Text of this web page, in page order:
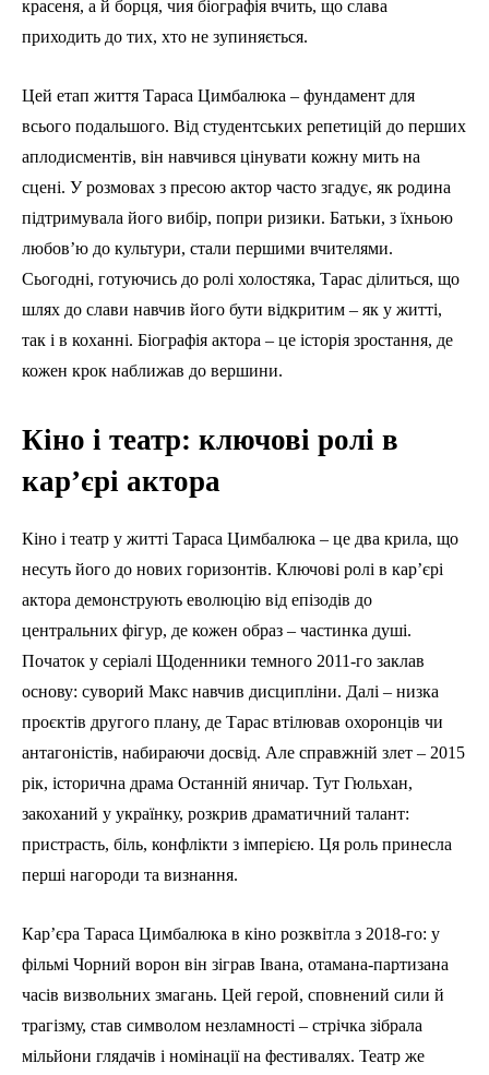
красеня, а й борця, чия біографія вчить, що слава
приходить до тих, хто не зупиняється.
Цей етап життя Тараса Цимбалюка – фундамент для
всього подальшого. Від студентських репетицій до перших
аплодисментів, він навчився цінувати кожну мить на
сцені. У розмовах з пресою актор часто згадує, як родина
підтримувала його вибір, попри ризики. Батьки, з їхньою
любов’ю до культури, стали першими вчителями.
Сьогодні, готуючись до ролі холостяка, Тарас ділиться, що
шлях до слави навчив його бути відкритим – як у житті,
так і в коханні. Біографія актора – це історія зростання, де
кожен крок наближав до вершини.
Кіно і театр: ключові ролі в
кар’єрі актора
Кіно і театр у житті Тараса Цимбалюка – це два крила, що
несуть його до нових горизонтів. Ключові ролі в кар’єрі
актора демонструють еволюцію від епізодів до
центральних фігур, де кожен образ – частинка душі.
Початок у серіалі Щоденники темного 2011-го заклав
основу: суворий Макс навчив дисципліни. Далі – низка
проєктів другого плану, де Тарас втілював охоронців чи
антагоністів, набираючи досвід. Але справжній злет – 2015
рік, історична драма Останній яничар. Тут Гюльхан,
закоханий у українку, розкрив драматичний талант:
пристрасть, біль, конфлікти з імперією. Ця роль принесла
перші нагороди та визнання.
Кар’єра Тараса Цимбалюка в кіно розквітла з 2018-го: у
фільмі Чорний ворон він зіграв Івана, отамана-партизана
часів визвольних змагань. Цей герой, сповнений сили й
трагізму, став символом незламності – стрічка зібрала
мільйони глядачів і номінації на фестивалях. Театр же